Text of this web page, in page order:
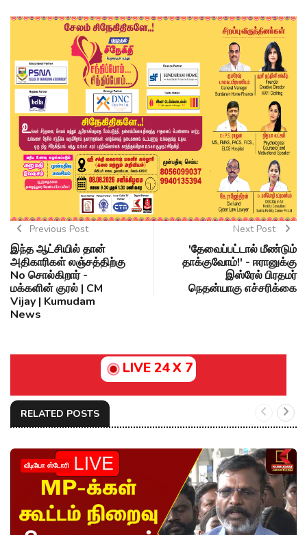
Previous Post
இந்த ஆட்சியில் தான்
அதிகாரிகள் லஞ்சத்திற்கு
No சொல்கிறார் -
மக்களின் குரல் | CM
Vijay | Kumudam
News
Next Post
'தேவைப்பட்டால் மீண்டும்
தாக்குவோம்!' - ஈரானுக்கு
இஸ்ரேல் பிரதமர்
நெதன்யாகு எச்சரிக்கை
LIVE 24 X 7
RELATED POSTS
வீடியோ ஸ்டோரி